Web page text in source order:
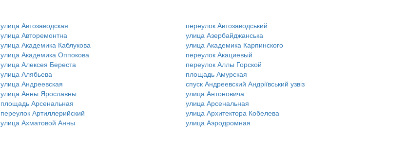
улица Автозаводская
переулок Автозаводський
улица Авторемонтна
улица Азербайджанська
улица Академика Каблукова
улица Академика Карпинского
улица Академика Оппокова
переулок Акациевый
улица Алексея Береста
переулок Аллы Горской
улица Алябьева
площадь Амурская
улица Андреевская
спуск Андреевский Андріївський узвіз
улица Анны Ярославны
улица Антоновича
площадь Арсенальная
улица Арсенальная
переулок Артиллерийский
улица Архитектора Кобелева
улица Ахматовой Анны улица Аэродромная